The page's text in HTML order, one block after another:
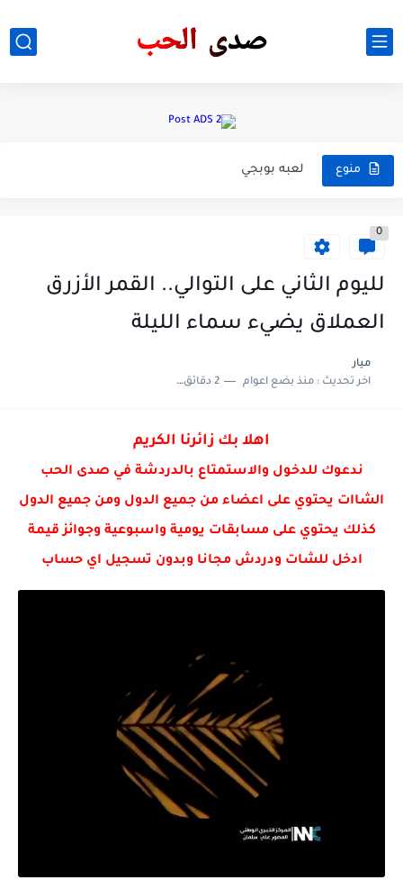
منوع لعبه بوبجي
- طرق معرفه المڪياج المناسب للبشرة”💄💛“
- الوان الملابس المناسبه للون بشرتك ”👗👛
- تعليم لفات التوربان بالخطوات”🧕💜“
0
لليوم الثاني على التوالي.. القمر الأزرق
العملاق يضيء سماء الليلة
ميار
اخر تحديث :منذ بضع اعوام 2 دقائق للقراءة
اهلا بك زائرنا الكريم
ندعوك للدخول والاستمتاع بالدردشة في صدى الحب
الشاات يحتوي على اعضاء من جميع الدول ومن جميع الدول
كذلك يحتوي على مسابقات يومية واسبوعية وجوائز قيمة
ادخل للشات ودردش مجانا وبدون تسجيل اي حساب